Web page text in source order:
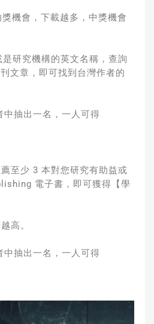
機會，下載越多，中獎機會
是研究機構的英文名稱，查詢
文章，即可找到台灣作者的
中抽出一名，一人可得
至少 3 本對您研究有助益或
電子書，即可獲得【學
高。
中抽出一名，一人可得